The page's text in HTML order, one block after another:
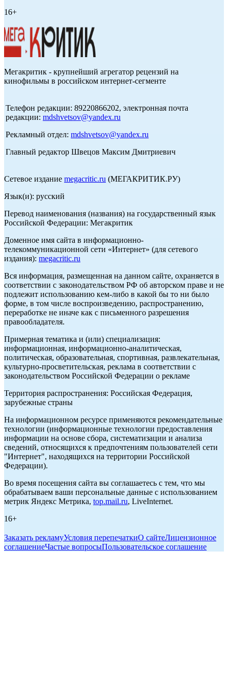
16+
Мегакритик - крупнейший агрегатор рецензий на
кинофильмы в российском интернет-сегменте
Телефон редакции: 89220866202, электронная почта
редакции: mdshvetsov@yandex.ru
Рекламный отдел: mdshvetsov@yandex.ru
Главный редактор Швецов Максим Дмитриевич
Сетевое издание megacritic.ru (МЕГАКРИТИК.РУ)
Язык(и): русский
Перевод наименования (названия) на государственный язык
Российской Федерации: Мегакритик
Доменное имя сайта в информационно-
телекоммуникационной сети «Интернет» (для сетевого
издания): megacritic.ru
Вся информация, размещенная на данном сайте, охраняется в
соответствии с законодательством РФ об авторском праве и не
подлежит использованию кем-либо в какой бы то ни было
форме, в том числе воспроизведению, распространению,
переработке не иначе как с письменного разрешения
правообладателя.
Примерная тематика и (или) специализация:
информационная, информационно-аналитическая,
политическая, образовательная, спортивная, развлекательная,
культурно-просветительская, реклама в соответствии с
законодательством Российской Федерации о рекламе
Территория распространения: Российская Федерация,
зарубежные страны
На информационном ресурсе применяются рекомендательные
технологии (информационные технологии предоставления
информации на основе сбора, систематизации и анализа
сведений, относящихся к предпочтениям пользователей сети
"Интернет", находящихся на территории Российской
Федерации).
Во время посещения сайта вы соглашаетесь с тем, что мы
обрабатываем ваши персональные данные с использованием
метрик Яндекс Метрика, top.mail.ru, LiveInternet.
16+
Заказать рекламуУсловия перепечаткиО сайтеЛицензионное
соглашениеЧастые вопросыПользовательское соглашение